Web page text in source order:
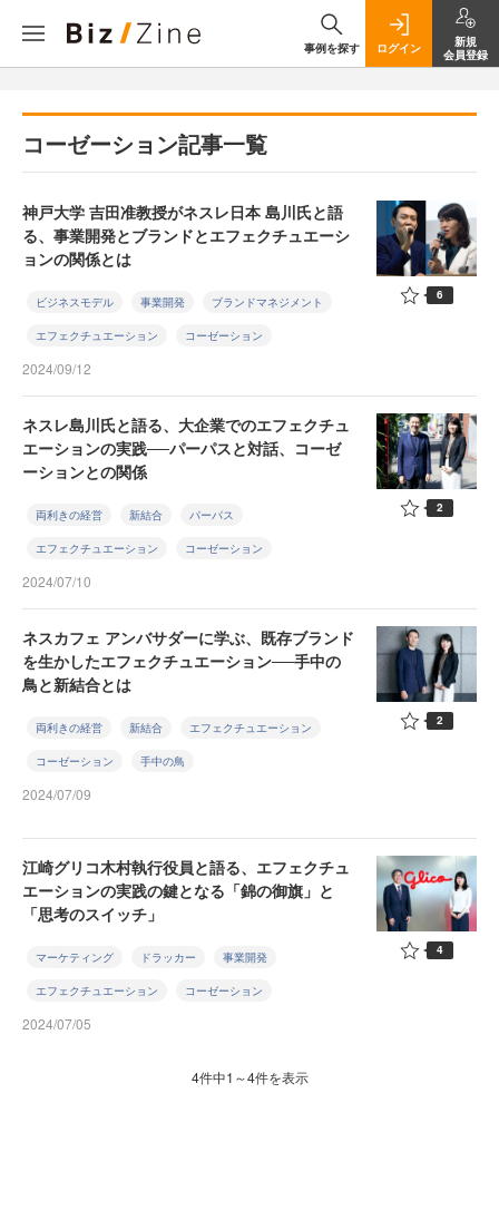
事例を探す ログイン
新規
会員登録
コーゼーション記事一覧
神戸大学 吉田准教授がネスレ日本 島川氏と語
る、事業開発とブランドとエフェクチュエーシ
ョンの関係とは
ビジネスモデル 事業開発 ブランドマネジメント
エフェクチュエーション コーゼーション
2024/09/12
6
ネスレ島川氏と語る、大企業でのエフェクチュ
エーションの実践──パーパスと対話、コーゼ
ーションとの関係
両利きの経営 新結合 パーパス
エフェクチュエーション コーゼーション
2024/07/10
2
ネスカフェ アンバサダーに学ぶ、既存ブランド
を生かしたエフェクチュエーション──手中の
鳥と新結合とは
両利きの経営 新結合 エフェクチュエーション
コーゼーション 手中の鳥
2024/07/09
2
江崎グリコ木村執行役員と語る、エフェクチュ
エーションの実践の鍵となる「錦の御旗」と
「思考のスイッチ」
マーケティング ドラッカー 事業開発
エフェクチュエーション コーゼーション
2024/07/05
4
4件中1～4件を表示